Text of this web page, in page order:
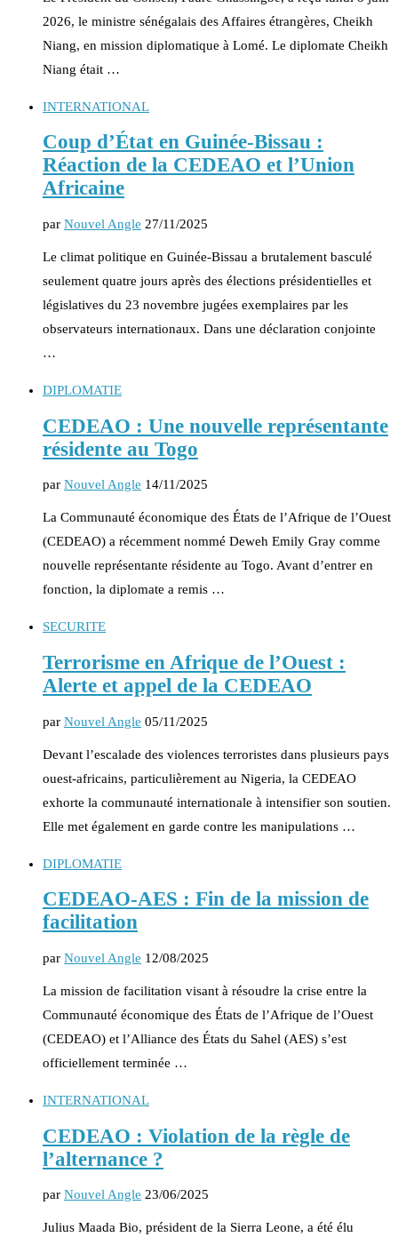
2026, le ministre sénégalais des Affaires étrangères, Cheikh
Niang, en mission diplomatique à Lomé. Le diplomate Cheikh
Niang était …
INTERNATIONAL
Coup d’État en Guinée-Bissau :
Réaction de la CEDEAO et l’Union
Africaine
par Nouvel Angle 27/11/2025
Le climat politique en Guinée-Bissau a brutalement basculé
seulement quatre jours après des élections présidentielles et
législatives du 23 novembre jugées exemplaires par les
observateurs internationaux. Dans une déclaration conjointe
…
DIPLOMATIE
CEDEAO : Une nouvelle représentante
résidente au Togo
par Nouvel Angle 14/11/2025
La Communauté économique des États de l’Afrique de l’Ouest
(CEDEAO) a récemment nommé Deweh Emily Gray comme
nouvelle représentante résidente au Togo. Avant d’entrer en
fonction, la diplomate a remis …
SECURITE
Terrorisme en Afrique de l’Ouest :
Alerte et appel de la CEDEAO
par Nouvel Angle 05/11/2025
Devant l’escalade des violences terroristes dans plusieurs pays
ouest-africains, particulièrement au Nigeria, la CEDEAO
exhorte la communauté internationale à intensifier son soutien.
Elle met également en garde contre les manipulations …
DIPLOMATIE
CEDEAO-AES : Fin de la mission de
facilitation
par Nouvel Angle 12/08/2025
La mission de facilitation visant à résoudre la crise entre la
Communauté économique des États de l’Afrique de l’Ouest
(CEDEAO) et l’Alliance des États du Sahel (AES) s’est
officiellement terminée …
INTERNATIONAL
CEDEAO : Violation de la règle de
l’alternance ?
par Nouvel Angle 23/06/2025
Julius Maada Bio, président de la Sierra Leone, a été élu